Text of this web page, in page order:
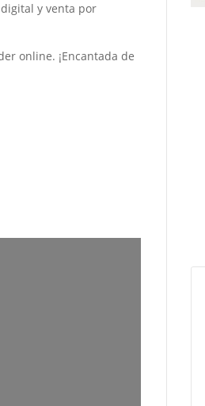
y venta por
online. ¡Encantada de